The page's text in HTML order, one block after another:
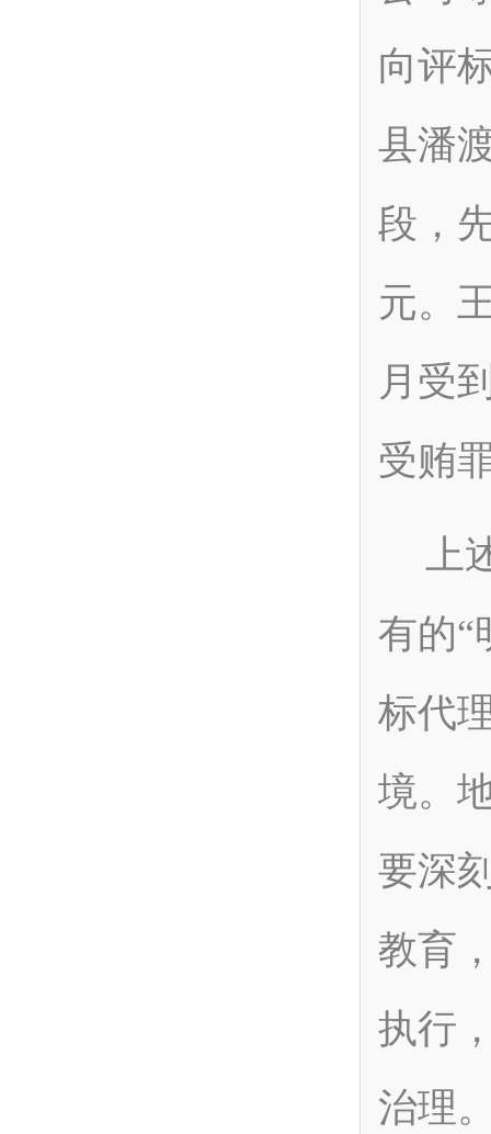
向评
县潘
段，
元。
月受
受贿
上
有的“
标代
境。
要深
教育
执行
治理